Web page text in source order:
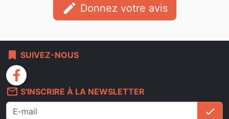
edit Donnez votre avis
bookmark SUIVEZ-NOUS
facebook
mail_outline S'INSCRIRE À LA NEWSLETTER
check